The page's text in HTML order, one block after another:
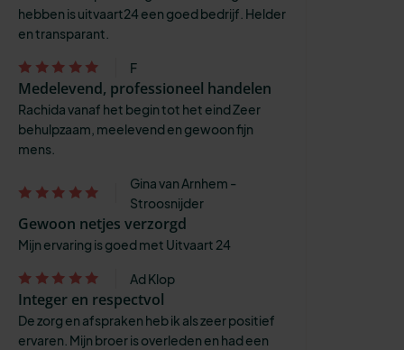
hebben is uitvaart24 een goed bedrijf. Helder
en transparant.
F
Medelevend, professioneel handelen
Rachida vanaf het begin tot het eind Zeer
behulpzaam, meelevend en gewoon fijn
mens.
Gina van Arnhem -
Stroosnijder
Gewoon netjes verzorgd
Mijn ervaring is goed met Uitvaart 24
Ad Klop
Integer en respectvol
De zorg en afspraken heb ik als zeer positief
ervaren. Mijn broer is overleden en had een